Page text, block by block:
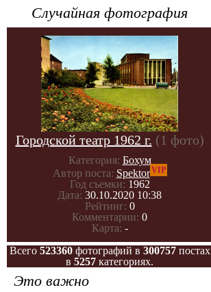
Случайная фотография
Городской театр 1962 г. (1 фото)
Категория: Бохум
Автор поста: SpektorVIP
Год съемки: 1962
Дата: 30.10.2020 10:38
Рейтинг: 0
Комментарии: 0
Карта: -
Всего 523360фотографий в 300757постах
в 5257 категориях.
Это важно